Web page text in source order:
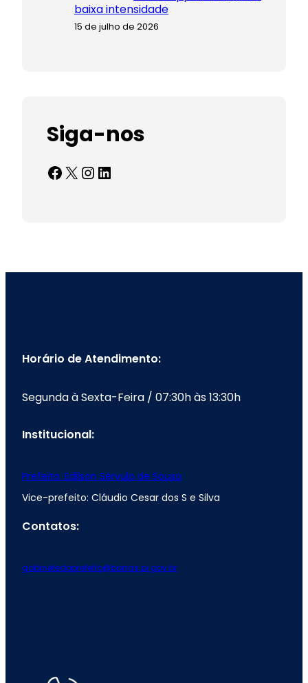
baixa intensidade
15 de julho de 2026
Siga-nos
Facebook X InstagramLinkedIn
Horário de Atendimento:
Segunda à Sexta-Feira / 07:30h às 13:30h
Institucional:
Prefeito: Edilson Sérvulo de Sousa
Vice-prefeito: Cláudio Cesar dos S e Silva
Contatos:
gabinetedoprefeito@barras.pi.gov.br